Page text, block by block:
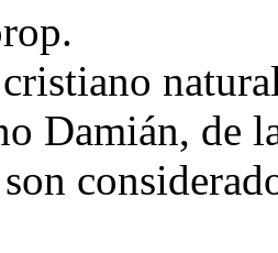
Damián, de